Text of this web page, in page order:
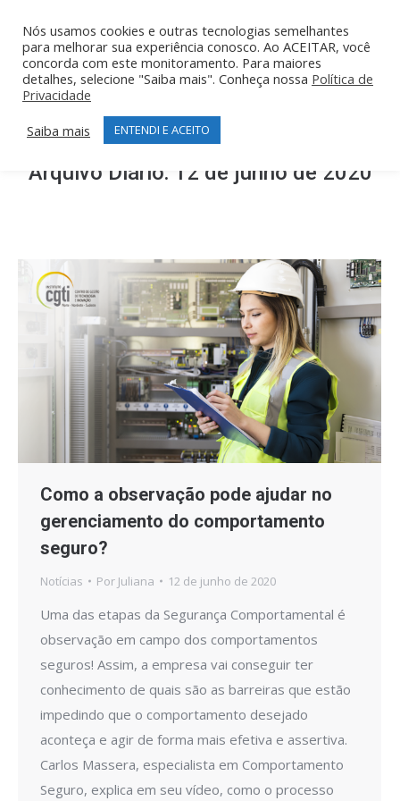
Arquivo Diário: 12 de junho de 2020
Como a observação pode ajudar no
gerenciamento do comportamento
seguro?
Notícias Por Juliana 12 de junho de 2020
Uma das etapas da Segurança Comportamental é
observação em campo dos comportamentos
seguros! Assim, a empresa vai conseguir ter
conhecimento de quais são as barreiras que estão
impedindo que o comportamento desejado
aconteça e agir de forma mais efetiva e assertiva.
Carlos Massera, especialista em Comportamento
Seguro, explica em seu vídeo, como o processo
Nós usamos cookies e outras tecnologias semelhantes
para melhorar sua experiência conosco. Ao ACEITAR, você
concorda com este monitoramento. Para maiores
detalhes, selecione "Saiba mais". Conheça nossa Política de
Privacidade
Saiba mais
ENTENDI E ACEITO